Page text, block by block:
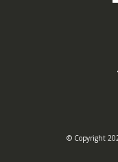
© Copyright